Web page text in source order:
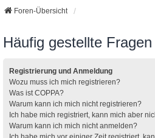
Foren-Übersicht
Häufig gestellte Fragen
Registrierung und Anmeldung
Wozu muss ich mich registrieren?
Was ist COPPA?
Warum kann ich mich nicht registrieren?
Ich habe mich registriert, kann mich aber
Warum kann ich mich nicht anmelden?